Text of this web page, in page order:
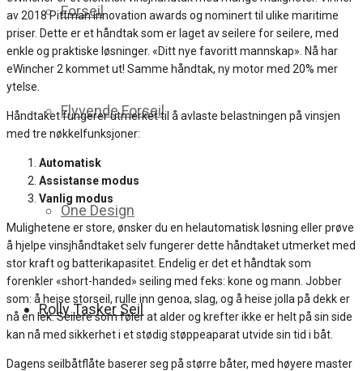
Forseil
Flyvende Forseil
One Design
Rolly Tasker Seil
av 2018 Pittman innovation awards og nominert til ulike maritime
priser. Dette er et håndtak som er laget av seilere for seilere, med
enkle og praktiske løsninger. «Ditt nye favoritt mannskap». Nå har
eWincher 2 kommet ut! Samme håndtak, ny motor med 20% mer
ytelse.
Håndtaket fungerer utmerket til å avlaste belastningen på vinsjen
med tre nøkkelfunksjoner:
Automatisk
Assistanse modus
Vanlig modus
Mulighetene er store, ønsker du en helautomatisk løsning eller prøve
å hjelpe vinsjhåndtaket selv fungerer dette håndtaket utmerket med
stor kraft og batterikapasitet. Endelig er det et håndtak som
forenkler «short-handed» seiling med feks: kone og mann. Jobber
som: å heise storseil, rulle inn genoa, slag, og å heise jolla på dekk er
nå en lek. Seilere som føler at alder og krefter ikke er helt på sin side
kan nå med sikkerhet i et stødig støppeaparat utvide sin tid i båt.
Dagens seilbåtflåte baserer seg på større båter, med høyere master